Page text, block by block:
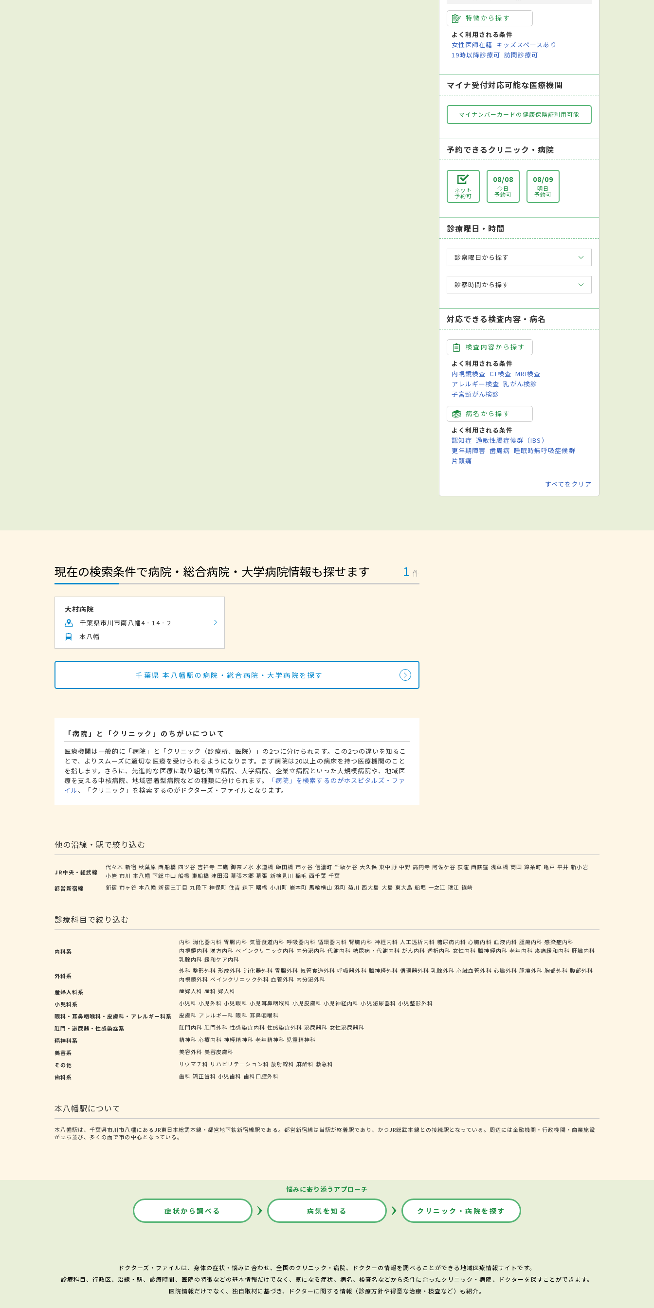
特徴から探す
よく利用される条件
女性医師在籍 キッズスペースあり
19時以降診療可 訪問診療可
マイナ受付対応可能な医療機関
マイナンバーカードの健康保険証利用可能
予約できるクリニック・病院
ネット
予約可
08/08
今日
予約可
08/09
明日
予約可
診療曜日・時間
診察曜日から探す
診察時間から探す
対応できる検査内容・病名
検査内容から探す
よく利用される条件
内視鏡検査 CT検査 MRI検査
アレルギー検査 乳がん検診
子宮頸がん検診
病名から探す
よく利用される条件
認知症 過敏性腸症候群（IBS）
更年期障害 歯周病 睡眠時無呼吸症候群
片頭痛
すべてをクリア
現在の検索条件で病院・総合病院・大学病院情報も探せます 1 件
大村病院
千葉県市川市南八幡4‐14‐2
本八幡
千葉県 本八幡駅の病院・総合病院・大学病院を探す
「病院」と「クリニック」のちがいについて
医療機関は一般的に「病院」と「クリニック（診療所、医院）」の2つに分けられます。この2つの違いを知るこ
とで、よりスムーズに適切な医療を受けられるようになります。まず病院は20以上の病床を持つ医療機関のこと
を指します。さらに、先進的な医療に取り組む国立病院、大学病院、企業立病院といった大規模病院や、地域医
療を支える中核病院、地域密着型病院などの種類に分けられます。
「病院」を検索するのがホスピタルズ・ファ
イル、「クリニック」を検索するのがドクターズ・ファイルとなります。
他の沿線・駅で絞り込む
JR中央・総武線
代々木 新宿 秋葉原 西船橋 四ツ谷 吉祥寺 三鷹 御茶ノ水 水道橋 飯田橋 市ヶ谷 信濃町 千駄ケ谷 大久保 東中野 中野 高円寺 阿佐ケ谷 荻窪 西荻窪 浅草橋 両国 錦糸町 亀戸 平井 新小岩
小岩 市川 本八幡 下総中山 船橋 東船橋 津田沼 幕張本郷 幕張 新検見川 稲毛 西千葉 千葉
都営新宿線
新宿 市ヶ谷 本八幡 新宿三丁目 九段下 神保町 住吉 森下 曙橋 小川町 岩本町 馬喰横山 浜町 菊川 西大島 大島 東大島 船堀 一之江 瑞江 篠崎
診療科目で絞り込む
内科系
内科 消化器内科 胃腸内科 気管食道内科 呼吸器内科 循環器内科 腎臓内科 神経内科 人工透析内科 糖尿病内科 心臓内科 血液内科 腫瘍内科 感染症内科
内視鏡内科 漢方内科 ペインクリニック内科 内分泌内科 代謝内科 糖尿病・代謝内科 がん内科 透析内科 女性内科 脳神経内科 老年内科 疼痛緩和内科 肝臓内科
乳腺内科 緩和ケア内科
外科系
外科 整形外科 形成外科 消化器外科 胃腸外科 気管食道外科 呼吸器外科 脳神経外科 循環器外科 乳腺外科 心臓血管外科 心臓外科 腫瘍外科 胸部外科 腹部外科
内視鏡外科 ペインクリニック外科 血管外科 内分泌外科
産婦人科系
産婦人科 産科 婦人科
小児科系
小児科 小児外科 小児眼科 小児耳鼻咽喉科 小児皮膚科 小児神経内科 小児泌尿器科 小児整形外科
眼科・耳鼻咽喉科・皮膚科・アレルギー科系
皮膚科 アレルギー科 眼科 耳鼻咽喉科
肛門・泌尿器・性感染症系
肛門内科 肛門外科 性感染症内科 性感染症外科 泌尿器科 女性泌尿器科
精神科系
精神科 心療内科 神経精神科 老年精神科 児童精神科
美容系
美容外科 美容皮膚科
その他
リウマチ科 リハビリテーション科 放射線科 麻酔科 救急科
歯科系
歯科 矯正歯科 小児歯科 歯科口腔外科
本八幡駅について
本八幡駅は、千葉県市川市八幡にあるJR東日本総武本線・都営地下鉄新宿線駅である。都営新宿線は当駅が終着駅であり、かつJR総武本線との接続駅となっている。周辺には金融機関・行政機関・商業施設
が立ち並び、多くの面で市の中心となっている。
悩みに寄り添うアプローチ
症状から調べる 病気を知る クリニック・病院を探す
ドクターズ・ファイルは、身体の症状・悩みに合わせ、全国のクリニック・病院、ドクターの情報を調べることができる地域医療情報サイトです。
診療科目、行政区、沿線・駅、診療時間、医院の特徴などの基本情報だけでなく、気になる症状、病名、検査名などから条件に合ったクリニック・病院、ドクターを探すことができます。
医院情報だけでなく、独自取材に基づき、ドクターに関する情報（診療方針や得意な治療・検査など）も紹介。